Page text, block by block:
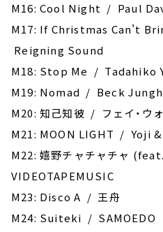
M16: Cool Night / Paul
M17: If Christmas Can't
Reigning Sound
M18: Stop Me / Tadahiko
M19: Nomad / Beck
M20: 知己知彼 / フェイ・ウ
M21: MOON LIGHT / Yoji
M22: 嬉野チャチャチャ
VIDEOTAPEMUSIC
M23: Disco A / 王舟
M24: Suiteki / SAMOEDO